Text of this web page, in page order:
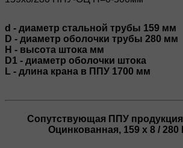
d - диаметр стальной трубы 159 мм
D - диаметр оболочки трубы 280 мм
H - высота штока мм
D1 - диаметр оболочки штока
L - длина крана в ППУ 1700 мм
Сопутствующая ППУ
Оцинкованная, 159 х 8 /